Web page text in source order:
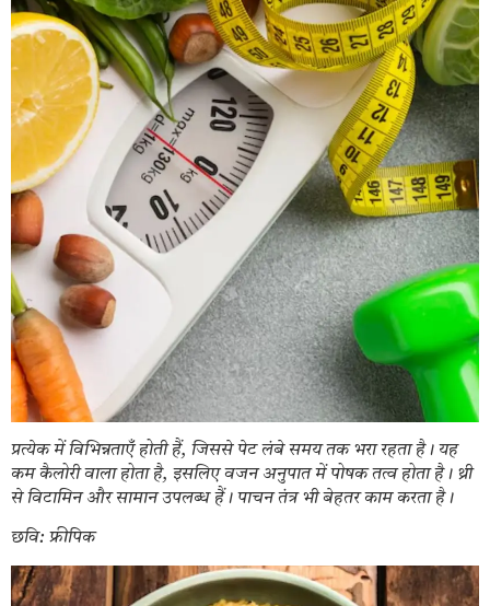
प्रत्येक में विभिन्नताएँ होती हैं, जिससे पेट लंबे समय तक भरा रहता है। यह
कम कैलोरी वाला होता है, इसलिए वजन अनुपात में पोषक तत्व होता है। थ्री
से विटामिन और सामान उपलब्ध हैं। पाचन तंत्र भी बेहतर काम करता है।
छवि: फ्रीपिक